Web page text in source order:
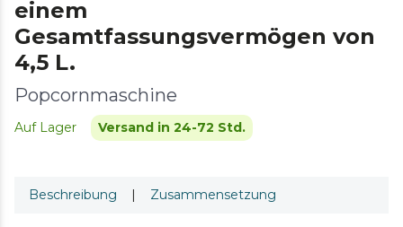
einem
Gesamtfassungsvermögen von
4,5 L.
Popcornmaschine
Auf Lager Versand in 24-72 Std.
Beschreibung | Zusammensetzung